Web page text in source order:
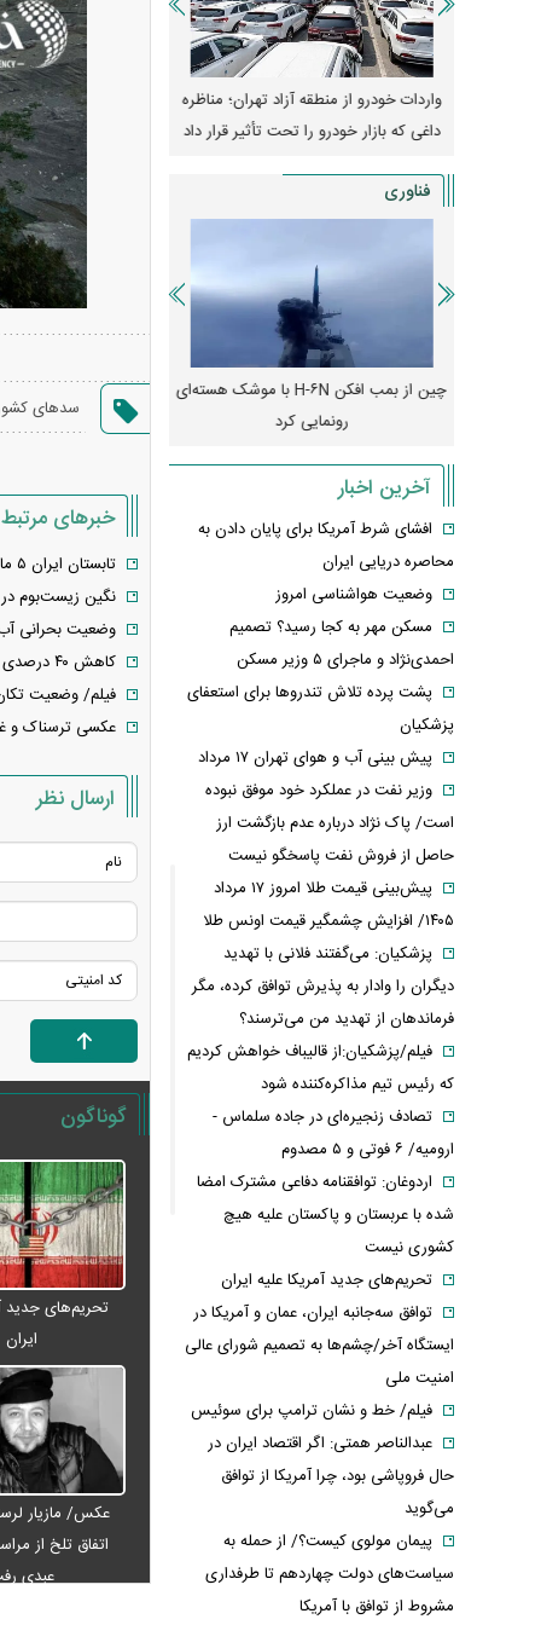
سدهای
خبرهای مرتبط
تابستان ایران ۵ ماهه شد
نگین زیست‌بوم در کام خشکسالی/ چرا
وضعیت بحرانی
کاهش ۴۰ درصدی بارش‌های ایران
فیلم/ وضعیت
عکسی ترسناک و
ارسال نظر
گوناگون
تحریم‌های جدید
ایران
عکس/ مازیار
اتفاق تلخ از
عبدی
واردات خودرو از منطقه آزاد تهران؛ مناظره
داغی که بازار خودرو را تحت تأثیر قرار داد
قیمت خودرو وارد
واکنش بازار به
فناوری
چین از بمب افکن H-۶N با موشک هسته‌ای
رونمایی کرد
پهپاد رهگیر یا موشک
کدامیک
آخرین اخبار
افشای شرط آمریکا برای پایان دادن به
محاصره دریایی ایران
وضعیت هواشناسی امروز
مسکن مهر به کجا رسید؟ تصمیم
احمدی‌نژاد و ماجرای ۵ وزیر مسکن
پشت پرده تلاش تندروها برای استعفای
پزشکیان
پیش بینی آب و هوای تهران ۱۷ مرداد
وزیر نفت در عملکرد خود موفق نبوده
است/ پاک نژاد درباره عدم بازگشت ارز
حاصل از فروش نفت پاسخگو نیست
پیش‌بینی قیمت طلا امروز ۱۷ مرداد
۱۴۰۵/ افزایش چشمگیر قیمت اونس طلا
پزشکیان: می‌گفتند فلانی با تهدید
دیگران را وادار به پذیرش توافق کرده، مگر
فرماندهان از تهدید من می‌ترسند؟
فیلم/پزشکیان:از قالیباف خواهش کردیم
که رئیس تیم مذاکره‌کننده شود
تصادف زنجیره‌ای در جاده سلماس -
ارومیه/ ۶ فوتی و ۵ مصدوم
اردوغان: توافقنامه دفاعی مشترک امضا
شده با عربستان و پاکستان علیه هیچ
کشوری نیست
تحریم‌های جدید آمریکا علیه ایران
توافق سه‌جانبه ایران، عمان و آمریکا در
ایستگاه آخر/چشم‌ها به تصمیم شورای عالی
امنیت ملی
فیلم/ خط و نشان ترامپ برای سوئیس
عبدالناصر همتی: اگر اقتصاد ایران در
حال فروپاشی بود، چرا آمریکا از توافق
می‌گوید
پیمان مولوی کیست؟/ از حمله به
سیاست‌های دولت چهاردهم تا طرفداری
مشروط از توافق با آمریکا